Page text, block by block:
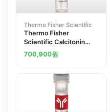
Thermo Fisher Scientific
Thermo Fisher
Scientific Calcitonin
Receptor Polyclonal
Antibody
700,900원